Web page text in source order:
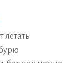
летать